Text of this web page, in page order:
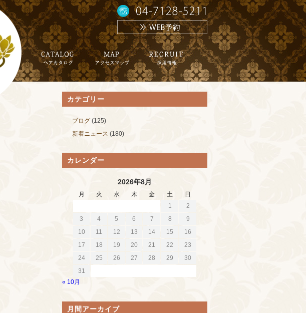
カテゴリー
ブログ (125)
新着ニュース (180)
カレンダー
2026年8月
月 火 水 木 金 土
日
1
2
3
4 5 6 7 8
9
10
11 12 13 14 15
16
17
18 19 20 21 22
23
24
25 26 27 28 29
30
31
« 10月
月間アーカイブ